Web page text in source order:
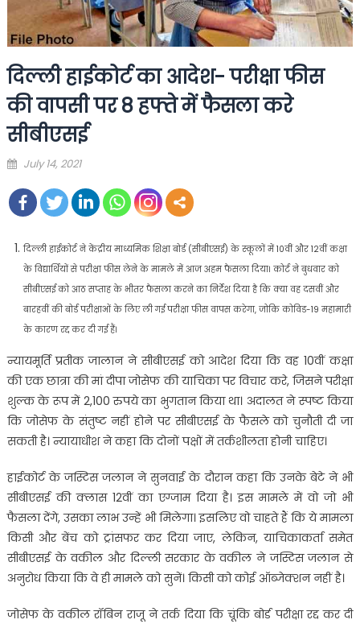
दिल्ली हाईकोर्ट का आदेश- परीक्षा फीस
की वापसी पर 8 हफ्ते में फैसला करे
सीबीएसई
Posted
July 14, 2021
दिल्ली हाईकोर्ट ने केंद्रीय माध्यमिक शिक्षा बोर्ड (सीबीएसई) के स्कूलों में 10वीं और 12वीं कक्षा
के विद्यार्थियों से परीक्षा फीस लेने के मामले में आज अहम फैसला दिया। कोर्ट ने बुधवार को
सीबीएसई को आठ सप्ताह के भीतर फैसला करने का निर्देश दिया है कि क्या वह दसवीं और
बारहवीं की बोर्ड परीक्षाओं के लिए ली गई परीक्षा फीस वापस करेगा, जोकि कोविड-19 महामारी
के कारण रद्द कर दी गई हैं।
न्यायमूर्ति प्रतीक जालान ने सीबीएसई को आदेश दिया कि वह 10वीं कक्षा
की एक छात्रा की मां दीपा जोसेफ की याचिका पर विचार करे, जिसने परीक्षा
शुल्क के रूप में 2,100 रुपये का भुगतान किया था। अदालत ने स्पष्ट किया
कि जोसेफ के संतुष्ट नहीं होने पर सीबीएसई के फैसले को चुनौती दी जा
सकती है। न्यायाधीश ने कहा कि दोनों पक्षों में तर्कशीलता होनी चाहिए।
हाईकोर्ट के जस्टिस जलान ने सुनवाई के दौरान कहा कि उनके बेटे ने भी
सीबीएसई की क्लास 12वीं का एग्जाम दिया है। इस मामले में वो जो भी
फैसला देंगे, उसका लाभ उन्हें भी मिलेगा। इसलिए वो चाहते हैं कि ये मामला
किसी और बेंच को ट्रांसफर कर दिया जाए, लेकिन, याचिकाकर्ता समेत
सीबीएसई के वकील और दिल्ली सरकार के वकील ने जस्टिस जलान से
अनुरोध किया कि वे ही मामले को सुनें। किसी को कोई ऑब्जेक्शन नहीं है।
जोसेफ के वकील रॉबिन राजू ने तर्क दिया कि चूंकि बोर्ड परीक्षा रद्द कर दी